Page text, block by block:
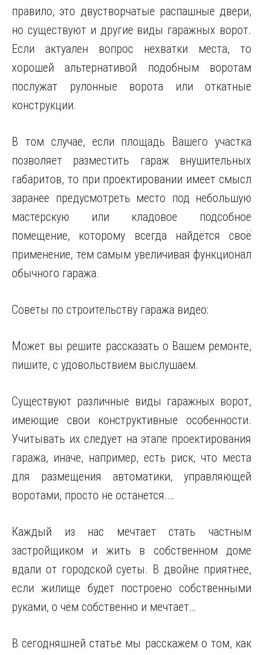
правило, это двустворчатые распашные двери,
но существуют и другие виды гаражных ворот.
Если актуален вопрос нехватки места, то
хорошей альтернативой подобным воротам
послужат рулонные ворота или откатные
конструкции.
В том случае, если площадь Вашего участка
позволяет разместить гараж внушительных
габаритов, то при проектировании имеет смысл
заранее предусмотреть место под небольшую
мастерскую или кладовое подсобное
помещение, которому всегда найдётся своё
применение, тем самым увеличивая функционал
обычного гаража.
Советы по строительству гаража видео:
Может вы решите рассказать о Вашем ремонте,
пишите, с удовольствием выслушаем.
Существуют различные виды гаражных ворот,
имеющие свои конструктивные особенности.
Учитывать их следует на этапе проектирования
гаража, иначе, например, есть риск, что места
для размещения автоматики, управляющей
воротами, просто не останется.…
Каждый из нас мечтает стать частным
застройщиком и жить в собственном доме
вдали от городской суеты. В двойне приятнее,
если жилище будет построено собственными
руками, о чём собственно и мечтает…
В сегодняшней статье мы расскажем о том, как